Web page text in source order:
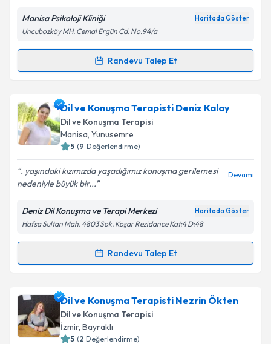
Kişisel verilerimin işlenmesine ilişkin
kapsamda işlenmesini kabul ediyorum.
Manisa Psikoloji Kliniği Haritada Göster
Uncubozköy MH. Cemal Ergün Cd. No:94/a
Randevu Talep Et
Randevu Takvimi Talebi
Dil ve Konuşma Terapisti Elif Feyzan ÇEVİKiçin
randevu takvimi talebi oluşturun. Size bu uzmandan
randevu almanız için bir takvim hazırlandığında e-
posta ile bilgilendireceğiz.
E-posta Adresiniz
Kişisel verilerimin işlenmesine ilişkinAydınlatma
Metni'ni okudum ve kişisel verilerimin belirtilen
kapsamda işlenmesini kabul ediyorum.
Dil ve Konuşma Terapisti Deniz Kalay
Dil ve Konuşma Terapisi
Manisa, Yunusemre
5 (9 Değerlendirme)
. yaşındaki kızımızda yaşadığımız konuşma gerilemesi
nedeniyle büyük bir...
Devamı
Deniz Dil Konuşma ve Terapi Merkezi Haritada Göster
Hafsa Sultan Mah. 4803 Sok. Koşar Rezidance Kat:4 D:48
Randevu Talep Et
Randevu Takvimi Talebi
Dil ve Konuşma Terapisti Deniz Kalayiçin randevu
takvimi talebi oluşturun. Size bu uzmandan randevu
almanız için bir takvim hazırlandığında e-posta ile
bilgilendireceğiz.
Dil ve Konuşma Terapisti Nezrin Ökten
Dil ve Konuşma Terapisi
İzmir, Bayraklı
5 (2 Değerlendirme)